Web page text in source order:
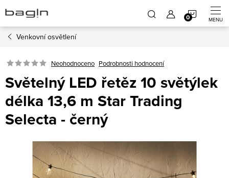
na
obsah
Venkovní osvětlení
Neohodnoceno Podrobnosti hodnocení
Světelný LED řetěz 10 světýlek
délka 13,6 m Star Trading
Selecta - černý